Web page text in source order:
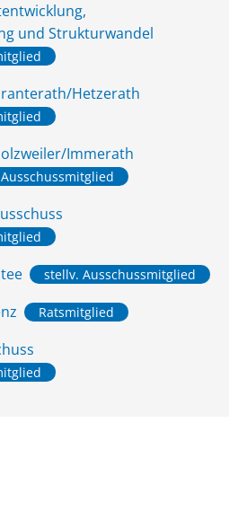
und Strukturwandel
Hetzerath
Immerath
stellv. Ausschussmitglied
Ratsmitglied